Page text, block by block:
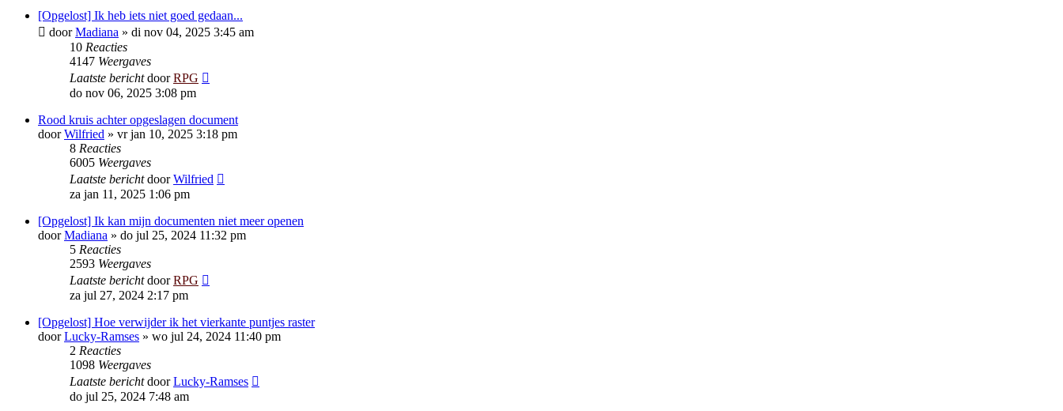
[Opgelost] Ik heb iets niet goed gedaan...
doorMadiana » di nov 04, 2025 3:45 am
10 Reacties
4147 Weergaves
Laatste berichtdoorRPG
do nov 06, 2025 3:08 pm
Rood kruis achter opgeslagen document
doorWilfried » vr jan 10, 2025 3:18 pm
8 Reacties
6005 Weergaves
Laatste berichtdoorWilfried
za jan 11, 2025 1:06 pm
[Opgelost] Ik kan mijn documenten niet meer openen
doorMadiana » do jul 25, 2024 11:32 pm
5 Reacties
2593 Weergaves
Laatste berichtdoorRPG
za jul 27, 2024 2:17 pm
[Opgelost] Hoe verwijder ik het vierkante puntjes raster
doorLucky-Ramses » wo jul 24, 2024 11:40 pm
2 Reacties
1098 Weergaves
Laatste berichtdoorLucky-Ramses
do jul 25, 2024 7:48 am